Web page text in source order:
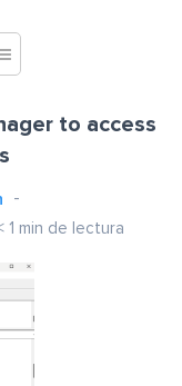
to access
1 min de lectura